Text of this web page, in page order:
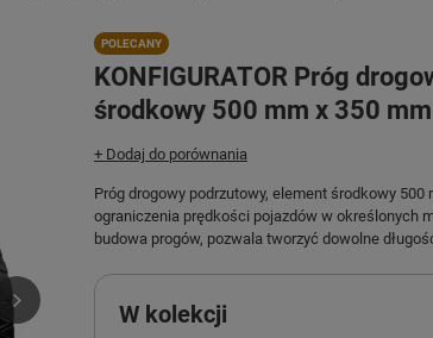
POLECANY
KONFIGURATOR Próg
środkowy 500 mm x 350
+ Dodaj do porównania
Próg drogowy podrzutowy, element środkowy 500
ograniczenia prędkości pojazdów w określonych
budowa progów, pozwala tworzyć dowolne
W kolekcji